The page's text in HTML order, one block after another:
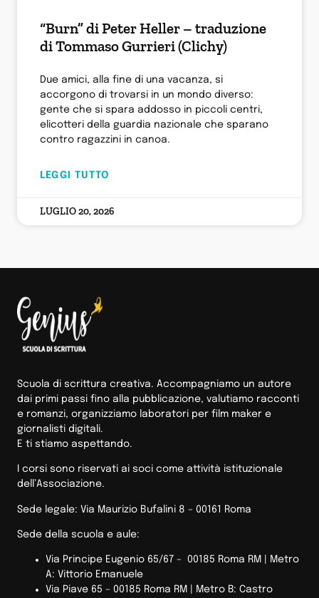
“Burn” di Peter Heller – traduzione
di Tommaso Gurrieri (Clichy)
Due amici, alla fine di una vacanza, si
accorgono di trovarsi in un mondo diverso:
gente che si spara addosso in piccoli centri,
elicotteri della guardia nazionale che sparano
contro ragazzini in canoa.
LEGGI TUTTO
LUGLIO 20, 2026
Scuola di scrittura creativa. Accompagniamo un autore
dai primi passi fino alla pubblicazione, valutiamo racconti
e romanzi, organizziamo laboratori per film maker e
giornalisti digitali.
E ti stiamo aspettando.
I corsi sono riservati ai soci come attività istituzionale
dell’Associazione.
Sede legale: Via Maurizio Bufalini 8 – 00161 Roma
Sede della scuola e aule:
Via Principe Eugenio 65/67 – 00185 Roma RM |
Metro
A: Vittorio Emanuele
Via Piave 65 – 00185 Roma RM | Metro B: Castro